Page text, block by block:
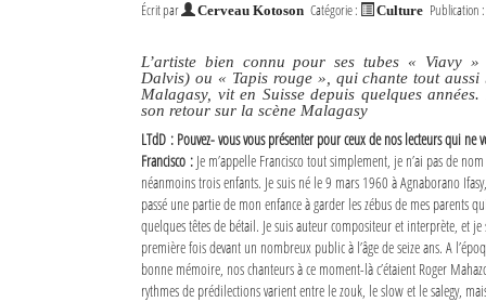
Écrit par Cerveau Kotoson Catégorie : Culture Publication :
L’artiste bien connu pour ses tubes « Viavy »
Dalvis) ou « Tapis rouge », qui chante tout aussi
Malagasy, vit en Suisse depuis quelques
son retour sur la scène Malagasy
LTdD : Pouvez- vous vous présenter pour ceux de nos lecteurs qui ne
Francisco : Je m’appelle Francisco tout simplement, je n’ai pas de
néanmoins trois enfants. Je suis né le 9 mars 1960 à Agnaborano
passé une partie de mon enfance à garder les zébus de mes parents
quelques têtes de bétail. Je suis auteur compositeur et interprète, et
première fois devant un nombreux public à l’âge de seize ans. A
bonne mémoire, nos chanteurs à ce moment-là c’étaient Roger
rythmes de prédilections varient entre le zouk, le slow et le salegy,